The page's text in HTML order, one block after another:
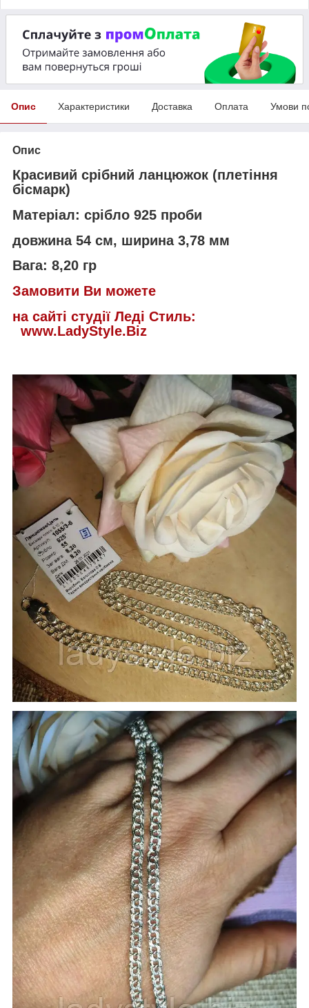
Опис Характеристики Доставка Оплата Умови
Опис
Красивий срібний ланцюжок (плетіння
бісмарк)
Матеріал: срібло 925 проби
довжина 54 см, ширина 3,78 мм
Вага: 8,20 гр
Замовити Ви можете
на сайті студії Леді Стиль:
www.LadyStyle.Biz